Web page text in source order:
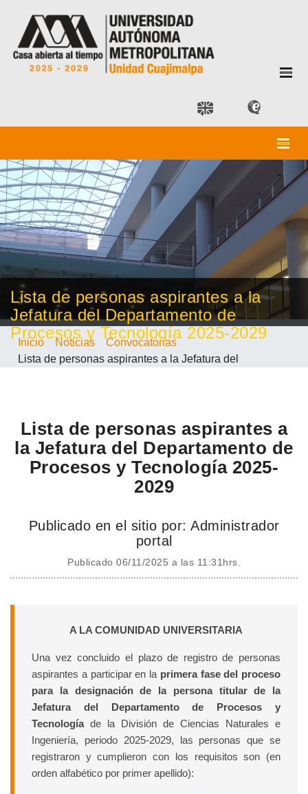
Lista de personas aspirantes a la
Jefatura del Departamento de
Procesos y Tecnología 2025-2029
Inicio Noticias
Convocatorias
Lista de personas aspirantes a la Jefatura del
Lista de personas aspirantes a
la Jefatura del Departamento de
Procesos y Tecnología 2025-
2029
Publicado en el sitio por: Administrador
portal
Publicado 06/11/2025 a las 11:31hrs.
A LA COMUNIDAD UNIVERSITARIA
Una vez concluido el plazo de registro de personas
aspirantes a participar en la primera fase del proceso
para la designación de la persona titular de la
Jefatura del Departamento de Procesos y
Tecnologíade la División de Ciencias Naturales e
Ingeniería, periodo 2025-2029, las personas que se
registraron y cumplieron con los requisitos son (en
orden alfabético por primer apellido):